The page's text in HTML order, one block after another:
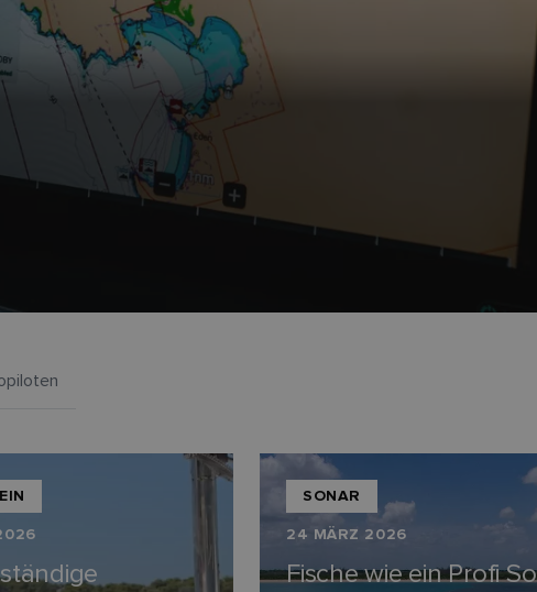
SONAR
24 MÄRZ 2026
Fische wie ein Profi